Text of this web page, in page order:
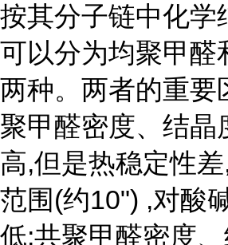
按其分子链中化学
可以分为均聚甲醛
两种。两者的重要
聚甲醛密度、结晶
高,但是热稳定性
范围(约10") ,对酸
低;共聚甲醛密度、